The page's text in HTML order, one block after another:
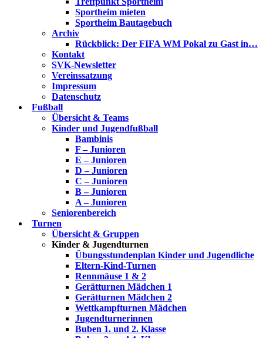
Sportheim mieten
Sportheim Bautagebuch
Archiv
Rückblick: Der FIFA WM Pokal zu Gast in…
Kontakt
SVK-Newsletter
Vereinssatzung
Impressum
Datenschutz
Fußball
Übersicht & Teams
Kinder und Jugendfußball
Bambinis
F – Junioren
E – Junioren
D – Junioren
C – Junioren
B – Junioren
A – Junioren
Seniorenbereich
Turnen
Übersicht & Gruppen
Kinder & Jugendturnen
Übungsstundenplan Kinder und Jugendliche
Eltern-Kind-Turnen
Rennmäuse 1 & 2
Gerätturnen Mädchen 1
Gerätturnen Mädchen 2
Wettkampfturnen Mädchen
Jugendturnerinnen
Buben 1. und 2. Klasse